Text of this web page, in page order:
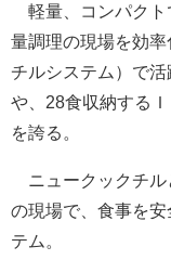
軽量、コンパクト
量調理の現場を効
チルシステム）で
や、28食収納する
を誇る。
ニュークックチル
の現場で、食事を
テム。